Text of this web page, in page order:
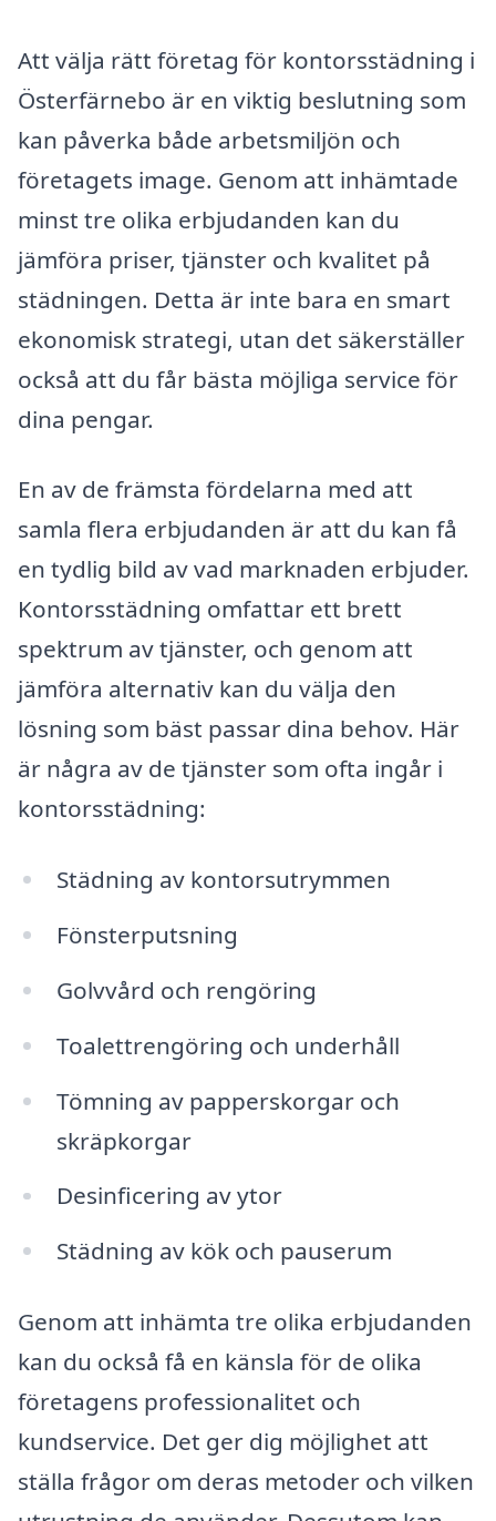
Att välja rätt företag för kontorsstädning i
Österfärnebo är en viktig beslutning som
kan påverka både arbetsmiljön och
företagets image. Genom att inhämtade
minst tre olika erbjudanden kan du
jämföra priser, tjänster och kvalitet på
städningen. Detta är inte bara en smart
ekonomisk strategi, utan det säkerställer
också att du får bästa möjliga service för
dina pengar.
En av de främsta fördelarna med att
samla flera erbjudanden är att du kan få
en tydlig bild av vad marknaden erbjuder.
Kontorsstädning omfattar ett brett
spektrum av tjänster, och genom att
jämföra alternativ kan du välja den
lösning som bäst passar dina behov. Här
är några av de tjänster som ofta ingår i
kontorsstädning:
Städning av kontorsutrymmen
Fönsterputsning
Golvvård och rengöring
Toalettrengöring och underhåll
Tömning av papperskorgar och
skräpkorgar
Desinficering av ytor
Städning av kök och pauserum
Genom att inhämta tre olika erbjudanden
kan du också få en känsla för de olika
företagens professionalitet och
kundservice. Det ger dig möjlighet att
ställa frågor om deras metoder och vilken